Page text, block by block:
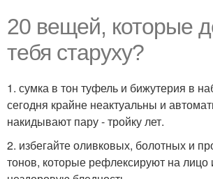
20 вещей, которые
тебя старуху?
1. сумка в тон туфель и бижутерия в
сегодня крайне неактуальны и
накидывают пару - тройку лет.
2. избегайте оливковых, болотных и
тонов, которые рефлексируют на